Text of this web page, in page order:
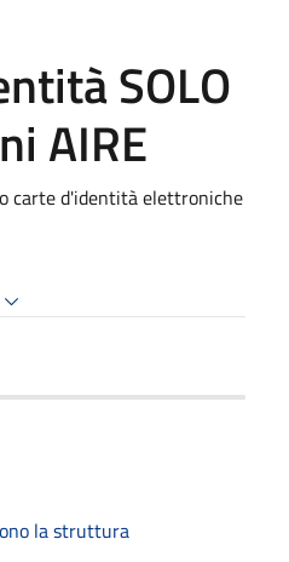
SOLO
AIRE
carte d'identità elettroniche
la struttura